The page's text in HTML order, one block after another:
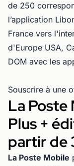
de 250
l’application
France vers
d'Europe USA,
DOM avec les
Souscrire à une
La Poste
Plus +
partir de
La Poste Mobile